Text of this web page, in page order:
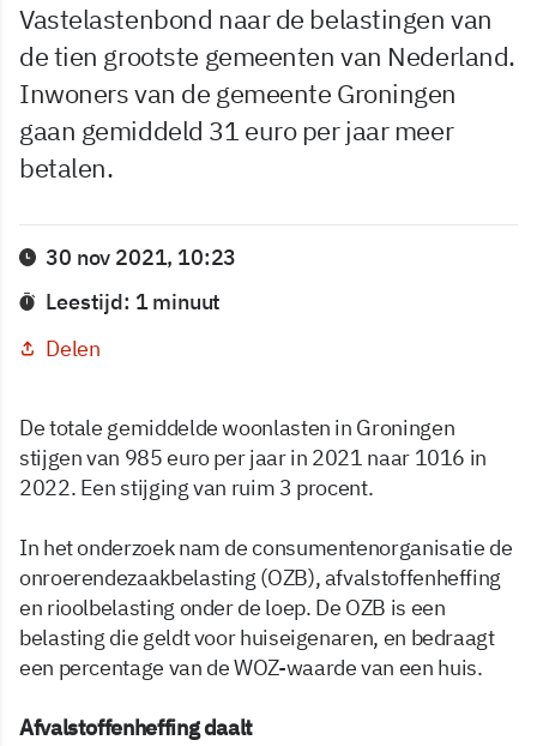
Vastelastenbond naar de belastingen van
de tien grootste gemeenten van Nederland.
Inwoners van de gemeente Groningen
gaan gemiddeld 31 euro per jaar meer
betalen.
30 nov 2021, 10:23
Leestijd: 1 minuut
Delen
De totale gemiddelde woonlasten in Groningen
stijgen van 985 euro per jaar in 2021 naar 1016 in
2022. Een stijging van ruim 3 procent.
In het onderzoek nam de consumentenorganisatie de
onroerendezaakbelasting (OZB), afvalstoffenheffing
en rioolbelasting onder de loep. De OZB is een
belasting die geldt voor huiseigenaren, en bedraagt
een percentage van de WOZ-waarde van een huis.
Afvalstoffenheffing daalt